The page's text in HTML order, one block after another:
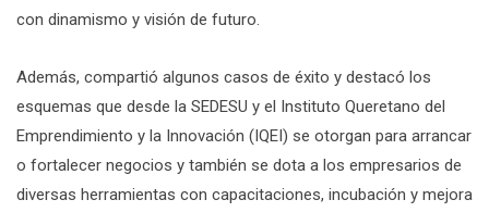
con dinamismo y visión de futuro.
Además, compartió algunos casos de éxito y destacó los
esquemas que desde la SEDESU y el Instituto Queretano del
Emprendimiento y la Innovación (IQEI) se otorgan para arrancar
o fortalecer negocios y también se dota a los empresarios de
diversas herramientas con capacitaciones, incubación y mejora